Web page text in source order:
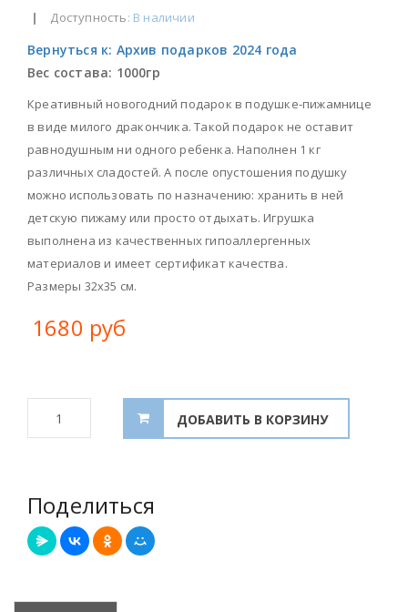
| Доступность: В наличии
Вернуться к: Архив подарков 2024 года
Вес состава: 1000гр
Креативный новогодний подарок в подушке-пижамнице
в виде милого дракончика. Такой подарок не оставит
равнодушным ни одного ребенка. Наполнен 1 кг
различных сладостей. А после опустошения подушку
можно использовать по назначению: хранить в ней
детскую пижаму или просто отдыхать. Игрушка
выполнена из качественных гипоаллергенных
материалов и имеет сертификат качества.
Размеры 32х35 см.
1680 руб
Поделиться